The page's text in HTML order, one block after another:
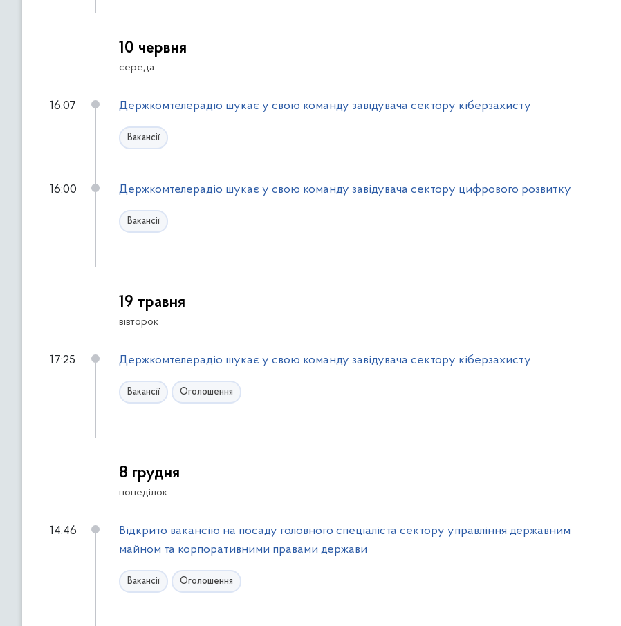
т
10 червня
середа
16:07 Держкомтелерадіо шукає у свою команду завідувача сектору кіберзахисту
Вакансії
16:00 Держкомтелерадіо шукає у свою команду завідувача сектору цифрового розвитку
Вакансії
19 травня
вівторок
17:25 Держкомтелерадіо шукає у свою команду завідувача сектору кіберзахисту
Вакансії Оголошення
8 грудня
понеділок
14:46
Відкрито вакансію на посаду головного спеціаліста сектору управління державним
майном та корпоративними правами держави
Вакансії Оголошення